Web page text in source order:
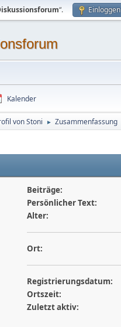
“. Einloggen
Kalender
von Stoni ► Zusammenfassung
Beiträge:
Persönlicher Text:
Alter:
Ort:
Registrierungsdatum:
Ortszeit:
Zuletzt aktiv: